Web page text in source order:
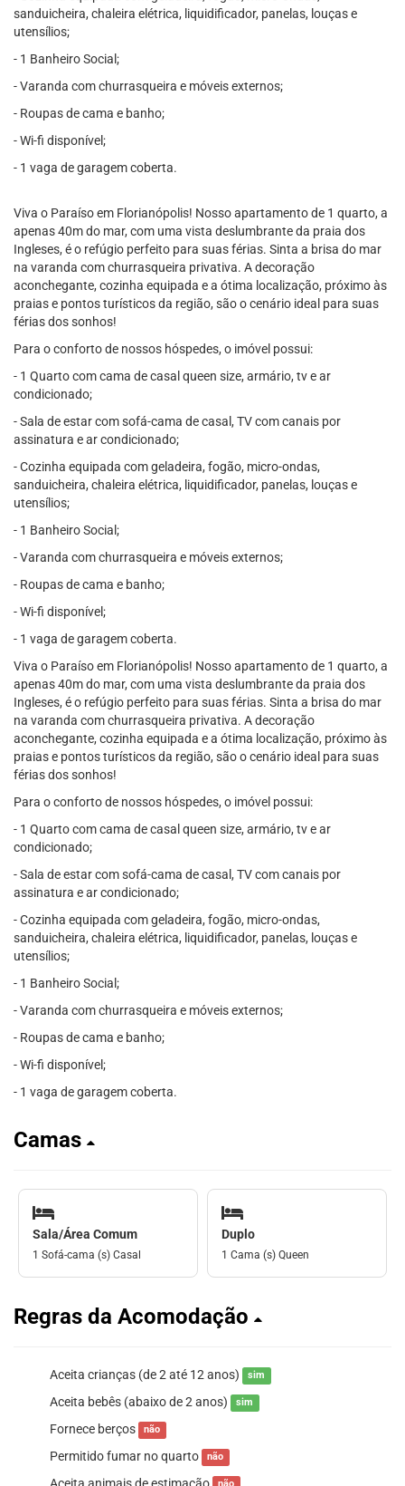
sanduicheira, chaleira elétrica, liquidificador, panelas, louças e
utensílios;
- 1 Banheiro Social;
- Varanda com churrasqueira e móveis externos;
- Roupas de cama e banho;
- Wi-fi disponível;
- 1 vaga de garagem coberta.
Viva o Paraíso em Florianópolis! Nosso apartamento de 1 quarto, a
apenas 40m do mar, com uma vista deslumbrante da praia dos
Ingleses, é o refúgio perfeito para suas férias. Sinta a brisa do mar
na varanda com churrasqueira privativa. A decoração
aconchegante, cozinha equipada e a ótima localização, próximo às
praias e pontos turísticos da região, são o cenário ideal para suas
férias dos sonhos!
Para o conforto de nossos hóspedes, o imóvel possui:
- 1 Quarto com cama de casal queen size, armário, tv e ar
condicionado;
- Sala de estar com sofá-cama de casal, TV com canais por
assinatura e ar condicionado;
- Cozinha equipada com geladeira, fogão, micro-ondas,
sanduicheira, chaleira elétrica, liquidificador, panelas, louças e
utensílios;
- 1 Banheiro Social;
- Varanda com churrasqueira e móveis externos;
- Roupas de cama e banho;
- Wi-fi disponível;
- 1 vaga de garagem coberta.
Viva o Paraíso em Florianópolis! Nosso apartamento de 1 quarto, a
apenas 40m do mar, com uma vista deslumbrante da praia dos
Ingleses, é o refúgio perfeito para suas férias. Sinta a brisa do mar
na varanda com churrasqueira privativa. A decoração
aconchegante, cozinha equipada e a ótima localização, próximo às
praias e pontos turísticos da região, são o cenário ideal para suas
férias dos sonhos!
Para o conforto de nossos hóspedes, o imóvel possui:
- 1 Quarto com cama de casal queen size, armário, tv e ar
condicionado;
- Sala de estar com sofá-cama de casal, TV com canais por
assinatura e ar condicionado;
- Cozinha equipada com geladeira, fogão, micro-ondas,
sanduicheira, chaleira elétrica, liquidificador, panelas, louças e
utensílios;
- 1 Banheiro Social;
- Varanda com churrasqueira e móveis externos;
- Roupas de cama e banho;
- Wi-fi disponível;
- 1 vaga de garagem coberta.
Camas
Sala/Área Comum
1 Sofá-cama (s) Casal
Duplo
1 Cama (s) Queen
Regras da Acomodação
Aceita crianças (de 2 até 12 anos) sim
Aceita bebês (abaixo de 2 anos) sim
Fornece berços não
Permitido fumar no quarto não
Aceita animais de estimação